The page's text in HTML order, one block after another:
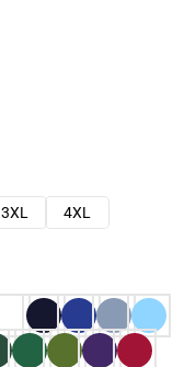
3XL
4XL